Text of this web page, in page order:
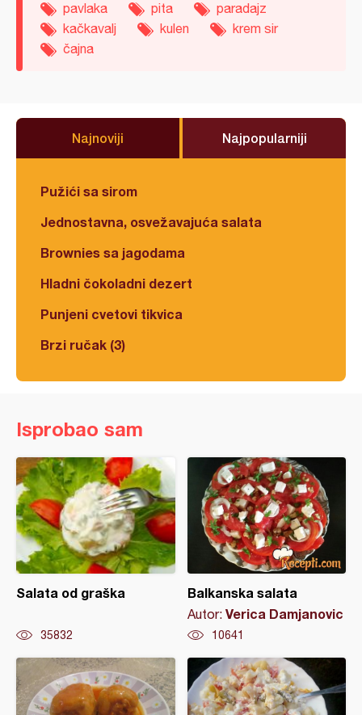
pavlaka pita
paradajz
kačkavalj
kulen
krem sir
čajna
Najnoviji Najpopularniji
Pužići sa sirom
Jednostavna, osvežavajuća salata
Brownies sa jagodama
Hladni čokoladni dezert
Punjeni cvetovi tikvica
Brzi ručak (3)
Isprobao sam
Salata od graška
35832
Balkanska salata
Autor: Verica Damjanovic
10641